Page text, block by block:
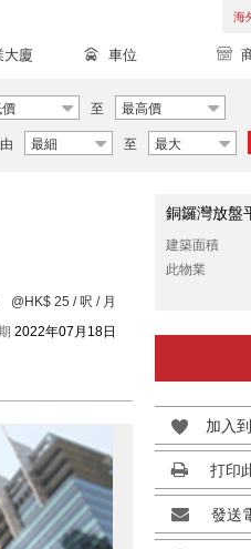
海
大廈 車位
至 最高價
由 最細 至 最大
@HK$ 25 / 呎 / 月
2022年07月18日
銅鑼灣放盤
建築面積
此物業
加入
打印
發送